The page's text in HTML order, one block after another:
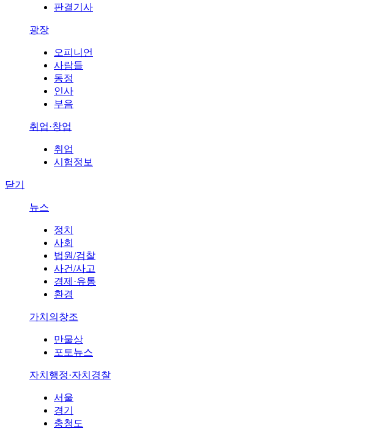
판결기사
광장
오피니언
사람들
동정
인사
부음
취업·창업
취업
시험정보
닫기
뉴스
정치
사회
법원/검찰
사건/사고
경제·유통
환경
가치의창조
만물상
포토뉴스
자치행정·자치경찰
서울
경기
충청도